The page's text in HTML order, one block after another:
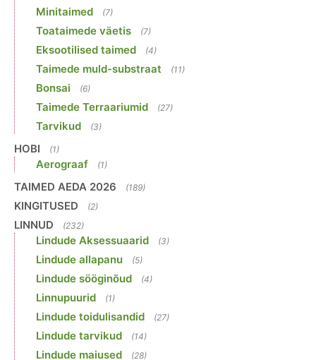
Minitaimed (7)
Toataimede väetis (7)
Eksootilised taimed (4)
Taimede muld-substraat (11)
Bonsai (6)
Taimede Terraariumid (27)
Tarvikud (3)
HOBI (1)
Aerograaf (1)
TAIMED AEDA 2026 (189)
KINGITUSED (2)
LINNUD (232)
Lindude Aksessuaarid (3)
Lindude allapanu (5)
Lindude sööginõud (4)
Linnupuurid (1)
Lindude toidulisandid (27)
Lindude tarvikud (14)
Lindude maiused (28)